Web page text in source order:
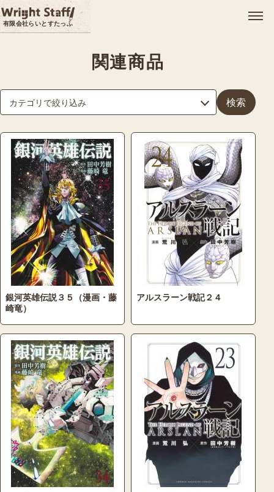
有限会社らいとすたっふ メ
関連商品
検索
銀河英雄伝説３５（漫画・藤
崎竜）
アルスラーン戦記２４